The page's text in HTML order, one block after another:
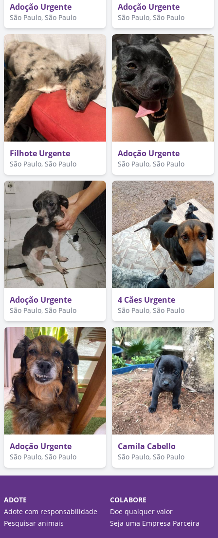
Adoção Urgente
São Paulo, São Paulo
Adoção Urgente
São Paulo, São Paulo
Filhote Urgente
São Paulo, São Paulo
Adoção Urgente
São Paulo, São Paulo
Adoção Urgente
São Paulo, São Paulo
4 Cães Urgente
São Paulo, São Paulo
Adoção Urgente
São Paulo, São Paulo
Camila Cabello
São Paulo, São Paulo
ADOTE
Adote com responsabilidade
Pesquisar animais
COLABORE
Doe qualquer valor
Seja uma Empresa Parceira